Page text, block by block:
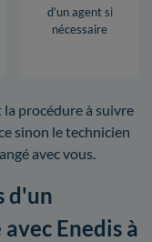
d’un agent si
nécessaire
procédure à suivre
sinon le technicien
avec vous.
d'un
Enedis à